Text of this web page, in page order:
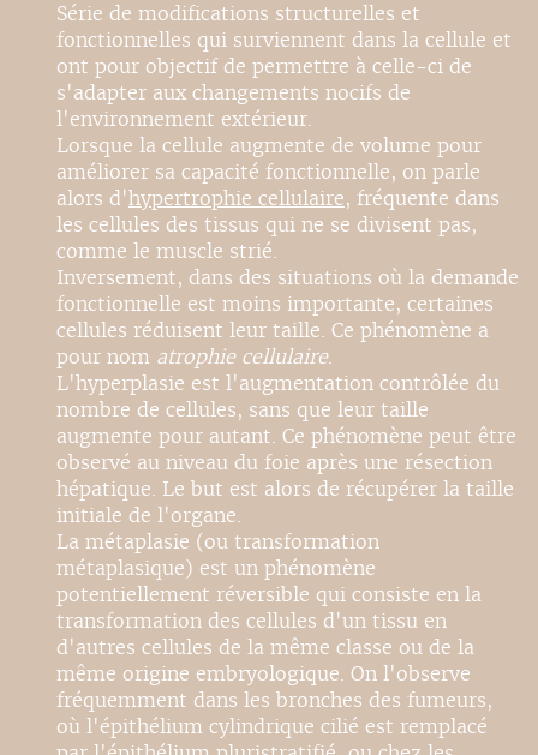
Série de modifications structurelles et
fonctionnelles qui surviennent dans la cellule et
ont pour objectif de permettre à celle-ci de
s'adapter aux changements nocifs de
l'environnement extérieur.
Lorsque la cellule augmente de volume pour
améliorer sa capacité fonctionnelle, on parle
alors d'hypertrophie cellulaire, fréquente dans
les cellules des tissus qui ne se divisent pas,
comme le muscle strié.
Inversement, dans des situations où la demande
fonctionnelle est moins importante, certaines
cellules réduisent leur taille. Ce phénomène a
pour nom atrophie cellulaire.
L'hyperplasie est l'augmentation contrôlée du
nombre de cellules, sans que leur taille
augmente pour autant. Ce phénomène peut être
observé au niveau du foie après une résection
hépatique. Le but est alors de récupérer la taille
initiale de l'organe.
La métaplasie (ou transformation
métaplasique) est un phénomène
potentiellement réversible qui consiste en la
transformation des cellules d'un tissu en
d'autres cellules de la même classe ou de la
même origine embryologique. On l'observe
fréquemment dans les bronches des fumeurs,
où l'épithélium cylindrique cilié est remplacé